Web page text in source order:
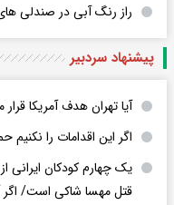
راز رنگ آبی در صندلی
پیشنهاد سردبیر
آیا تهران هدف آمریکا
اگر این اقدامات را
یک چهارم کودکان ایرانی
قتل مهسا شاکی است/ اگر